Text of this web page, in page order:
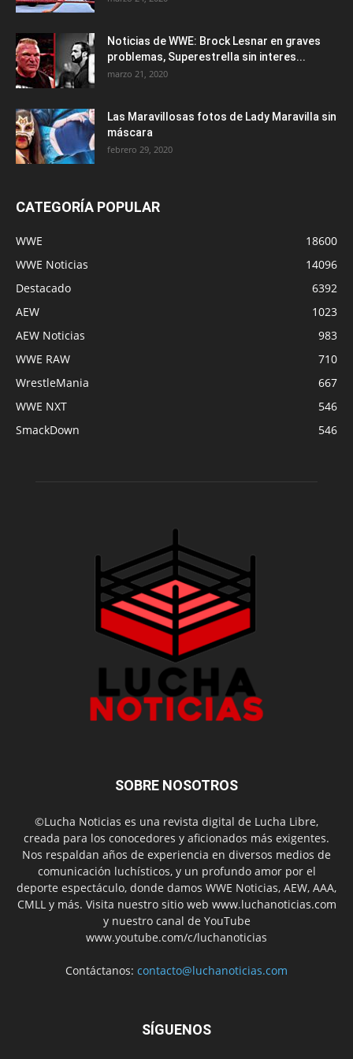
Noticias de WWE: Brock Lesnar en graves
problemas, Superestrella sin interes...
marzo 21, 2020
Las Maravillosas fotos de Lady Maravilla sin
máscara
febrero 29, 2020
CATEGORÍA POPULAR
WWE
18600
WWE Noticias
14096
Destacado
6392
AEW
1023
AEW Noticias
983
WWE RAW
710
WrestleMania
667
WWE NXT
546
SmackDown
546
SOBRE NOSOTROS
©Lucha Noticias es una revista digital de Lucha Libre,
creada para los conocedores y aficionados más exigentes.
Nos respaldan años de experiencia en diversos medios de
comunicación luchísticos, y un profundo amor por el
deporte espectáculo, donde damos WWE Noticias, AEW, AAA,
CMLL y más. Visita nuestro sitio web www.luchanoticias.com
y nuestro canal de YouTube
www.youtube.com/c/luchanoticias
Contáctanos: contacto@luchanoticias.com
SÍGUENOS